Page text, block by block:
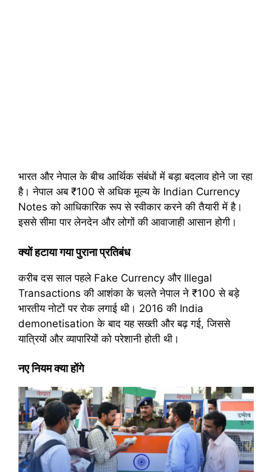
भारत और नेपाल के बीच आर्थिक संबंधों में बड़ा बदलाव होने जा रहा
है। नेपाल अब ₹100 से अधिक मूल्य के Indian Currency
Notes को आधिकारिक रूप से स्वीकार करने की तैयारी में है।
इससे सीमा पार लेनदेन और लोगों की आवाजाही आसान होगी।
क्यों हटाया गया पुराना प्रतिबंध
करीब दस साल पहले Fake Currency और Illegal
Transactions की आशंका के चलते नेपाल ने ₹100 से बड़े
भारतीय नोटों पर रोक लगाई थी। 2016 की India
demonetisation के बाद यह सख्ती और बढ़ गई, जिससे
यात्रियों और व्यापारियों को परेशानी होती थी।
नए नियम क्या होंगे